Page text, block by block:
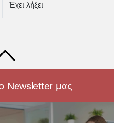
Έχει λήξει
Newsletter μας